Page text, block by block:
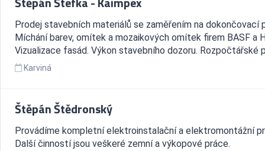
Prodej stavebních materiálů se zaměřením na dokončovací
Míchání barev, omítek a mozaikových omítek firem BASF a
Vizualizace fasád. Výkon stavebního dozoru. Rozpočtářské
Karviná
Štěpán Štědronský
Provádíme kompletní elektroinstalační a elektromontážní
Další činností jsou veškeré zemní a výkopové práce.